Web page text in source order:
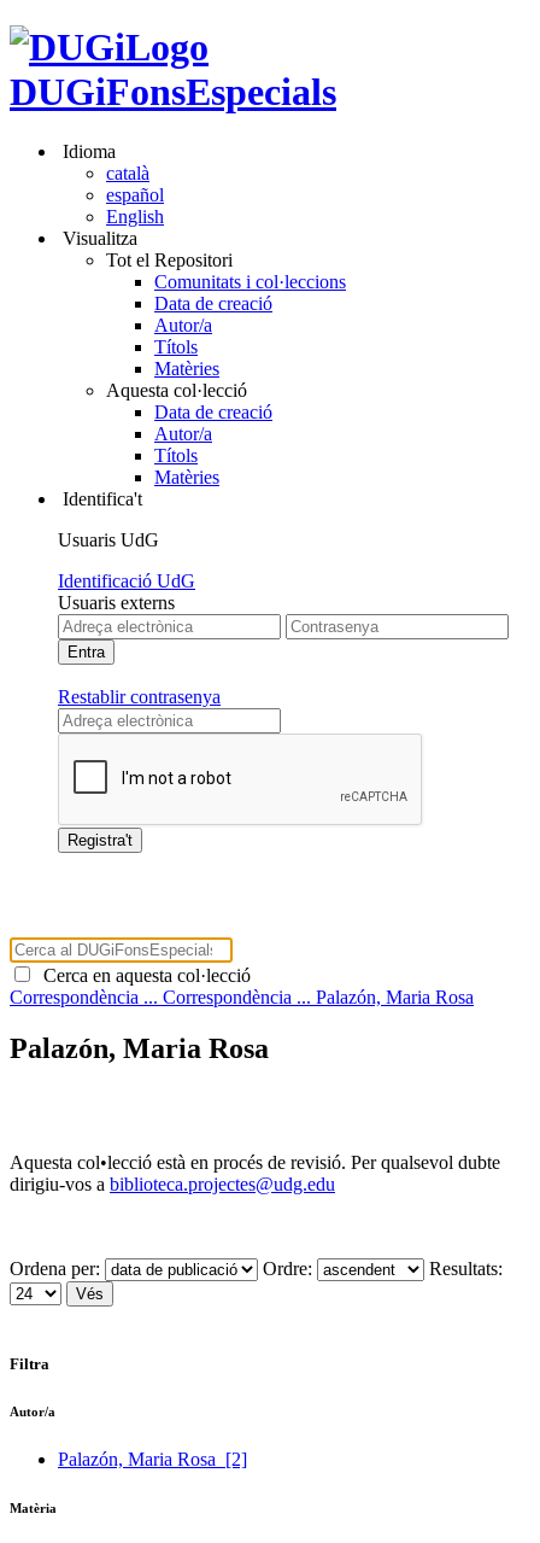
DUGiFonsEspecials
Idioma
català
español
English
Visualitza
Tot el Repositori
Comunitats i col·leccions
Data de creació
Autor/a
Títols
Matèries
Aquesta col·lecció
Data de creació
Autor/a
Títols
Matèries
Identifica't
Usuaris UdG
Identificació UdG
Usuaris externs
Restablir contrasenya
Cerca en aquesta col·lecció
Correspondència ... Correspondència ... Palazón, Maria Rosa
Palazón, Maria Rosa
Aquesta col•lecció està en procés de revisió. Per qualsevol dubte
dirigiu-vos a biblioteca.projectes@udg.edu
Ordena per: Ordre: Resultats:
Filtra
Autor/a
Palazón, Maria Rosa [2]
Matèria